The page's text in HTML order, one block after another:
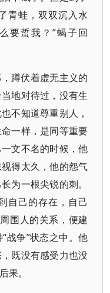
青蛙，双双沉入水
要蜇我？”蝎子回
蹲伏着虚无主义的
地对待过，没有生
不知道尊重别人，
一样，是同等重要
文不名的时候，他
得太久，他的怨气
为一根尖锐的刺。
自己的存在，自己
围人的关系，便建
战争”状态之中。他
既没有感受力也没
果。